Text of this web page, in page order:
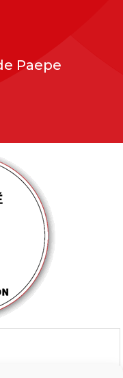
Paepe